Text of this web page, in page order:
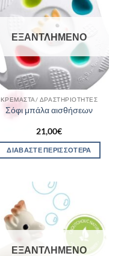
ΕΞΑΝΤΛΗΜΈΝΟ
ΚΡΕΜΑΣΤΆ/ ΔΡΑΣΤΗΡΙΌΤΗΤΕΣ
Σόφι μπάλα αισθήσεων
21,00€
ΔΙΑΒΆΣΤΕ ΠΕΡΙΣΣΌΤΕΡΑ
ΕΞΑΝΤΛΗΜΈΝΟ